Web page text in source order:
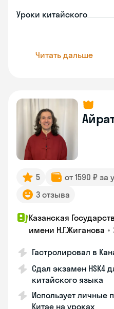
Уроки китайского
Читать дальше
5 от 1590 ₽ за
3 отзыва
Казанская
имени Н.Г.Жиганова •
Гастролировал в
Сдал экзамен HSK4
китайского языка
Использует
Китае на уроках